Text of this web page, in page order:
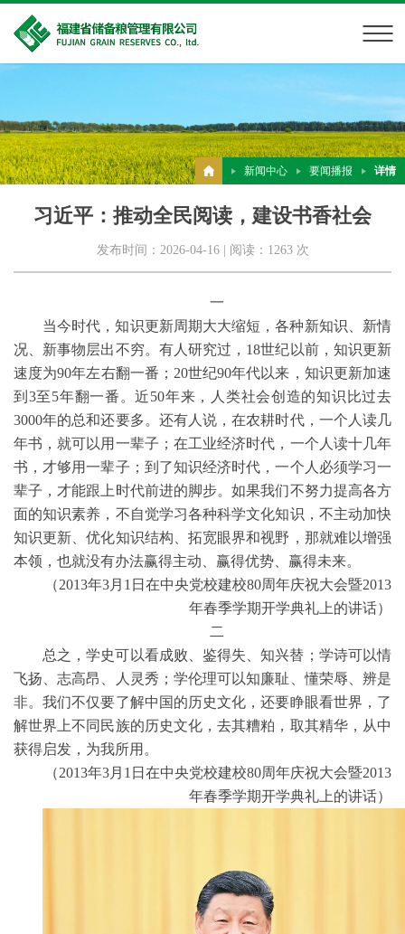
新闻中心 要闻播报 详情
习近平：推动全民阅读，建设书香社会
发布时间：2026-04-16 | 阅读：1263 次
一
当今时代，知识更新周期大大缩短，各种新知识、新情
况、新事物层出不穷。有人研究过，18世纪以前，知识更新
速度为90年左右翻一番；20世纪90年代以来，知识更新加速
到3至5年翻一番。近50年来，人类社会创造的知识比过去
3000年的总和还要多。还有人说，在农耕时代，一个人读几
年书，就可以用一辈子；在工业经济时代，一个人读十几年
书，才够用一辈子；到了知识经济时代，一个人必须学习一
辈子，才能跟上时代前进的脚步。如果我们不努力提高各方
面的知识素养，不自觉学习各种科学文化知识，不主动加快
知识更新、优化知识结构、拓宽眼界和视野，那就难以增强
本领，也就没有办法赢得主动、赢得优势、赢得未来。
（2013年3月1日在中央党校建校80周年庆祝大会暨2013
年春季学期开学典礼上的讲话）
二
总之，学史可以看成败、鉴得失、知兴替；学诗可以情
飞扬、志高昂、人灵秀；学伦理可以知廉耻、懂荣辱、辨是
非。我们不仅要了解中国的历史文化，还要睁眼看世界，了
解世界上不同民族的历史文化，去其糟粕，取其精华，从中
获得启发，为我所用。
（2013年3月1日在中央党校建校80周年庆祝大会暨2013
年春季学期开学典礼上的讲话）